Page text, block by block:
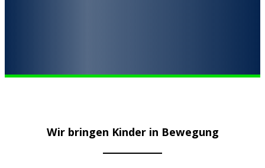
Wir bringen Kinder in Bewegung